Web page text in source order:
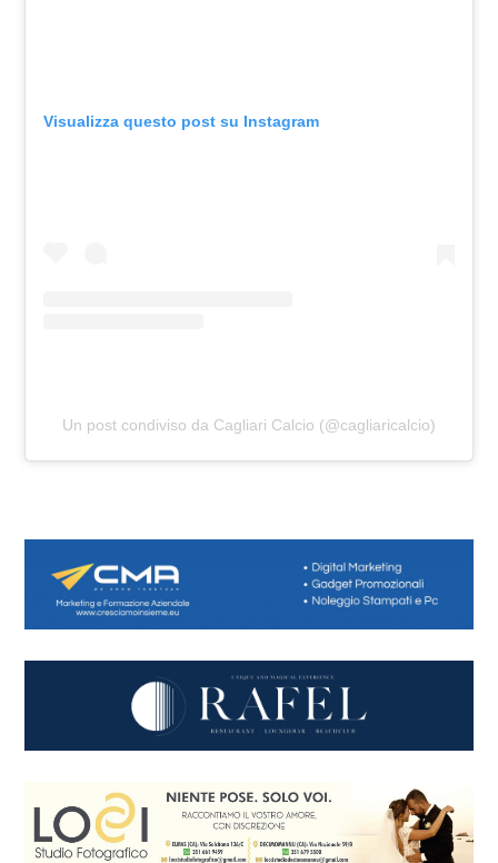
Visualizza questo post su Instagram
Un post condiviso da Cagliari Calcio (@cagliaricalcio)